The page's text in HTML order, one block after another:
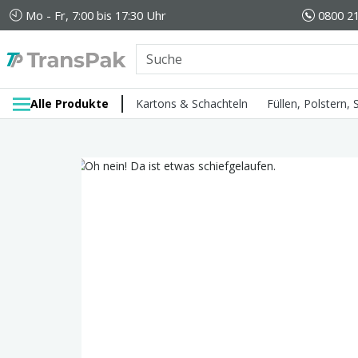
Mo - Fr, 7:00 bis 17:30 Uhr 0800
Alle Produkte Kartons & Schachteln Füllen, Polstern,